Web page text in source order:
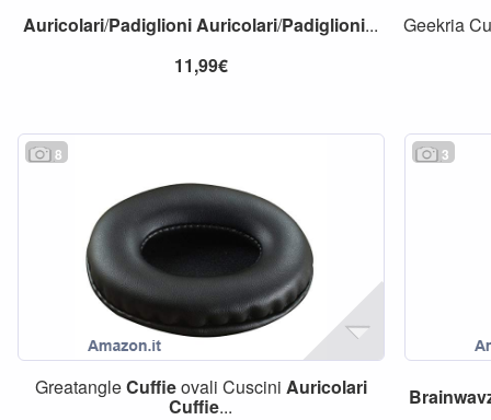
Auricolari/PadiglioniAuricolari/Padiglioni...
11,99€
Geekria
8
GreatangleCuffieovali Cuscini Auricolari
Cuffie...
3